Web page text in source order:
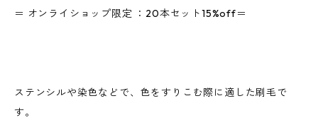
＝ オンライショップ限定 ：20本セット15%off＝
ステンシルや染色などで、色をすりこむ際に適した刷毛で
す。